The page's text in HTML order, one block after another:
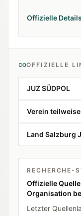
Offizielle
OFFIZIELLE
JUZ SÜDPOL
Verein
Land Salzburg
RECHERCHE-
Offizielle
Organisation
Letzter